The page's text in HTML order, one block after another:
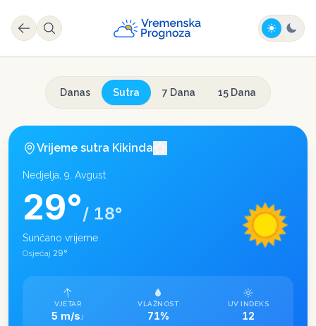
Danas Sutra 7 Dana 15 Dana
Vrijeme sutra Kikinda
Nedjelja, 9. Avgust
29°/ 18°
Sunčano vrijeme
Osjećaj 29°
VJETAR
5 m/s J
VLAŽNOST
71%
UV INDEKS
12